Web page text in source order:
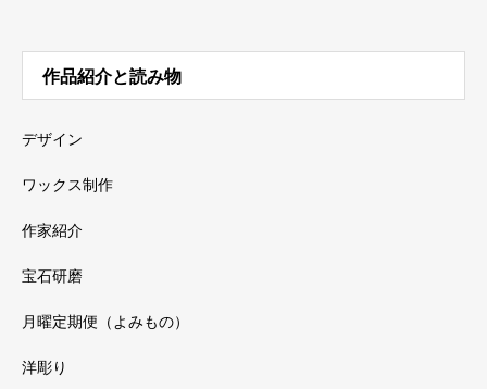
作品紹介と読み物
デザイン
ワックス制作
作家紹介
宝石研磨
月曜定期便（よみもの）
洋彫り